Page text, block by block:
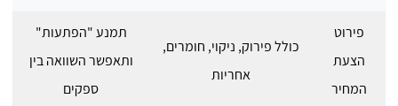
פירוט
הצעת
המחיר
כולל פירוק, ניקוי, חומרים,
אחריות
תמנע "הפתעות"
ותאפשר השוואה בין
ספקים